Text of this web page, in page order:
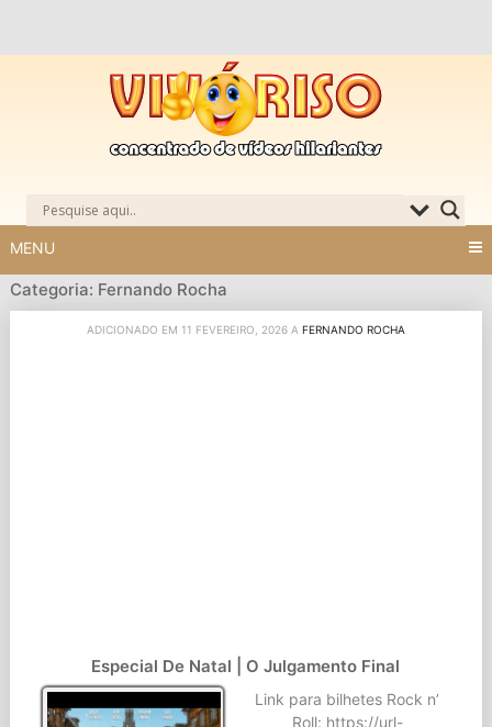
MENU
Categoria: Fernando Rocha
ADICIONADO EM 11 FEVEREIRO, 2026 A FERNANDO ROCHA
Especial De Natal | O Julgamento Final
Link para bilhetes Rock n’
Roll: https://url-